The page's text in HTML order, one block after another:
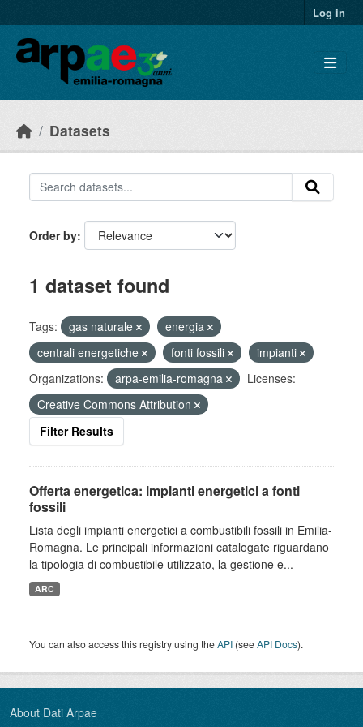
Log in
Datasets
Order by
1 dataset found
Tags: gas naturale
energia
centrali energetiche
fonti fossili
impianti
Organizations:
arpa-emilia-romagna
Licenses:
Creative Commons Attribution
Filter Results
Offerta energetica: impianti energetici a fonti
fossili
Lista degli impianti energetici a combustibili fossili in Emilia-
Romagna. Le principali informazioni catalogate riguardano
la tipologia di combustibile utilizzato, la gestione e...
ARC
You can also access this registry using theAPI (seeAPI Docs).
About Dati Arpae